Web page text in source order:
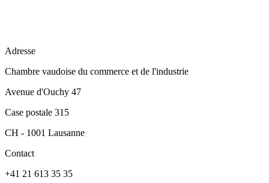
Adresse
Chambre vaudoise du commerce et de l'industrie
Avenue d'Ouchy 47
Case postale 315
CH - 1001 Lausanne
Contact
+41 21 613 35 35